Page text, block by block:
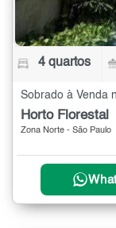
4 quartos
Sobrado à Venda
Horto Florestal
Zona Norte - São Paulo